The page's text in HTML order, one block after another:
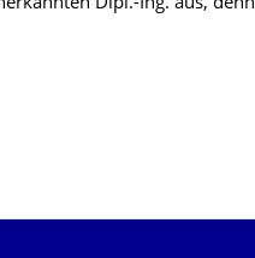
Dipl.-Ing. aus, denn